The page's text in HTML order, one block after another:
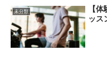
未分類
【
ッス